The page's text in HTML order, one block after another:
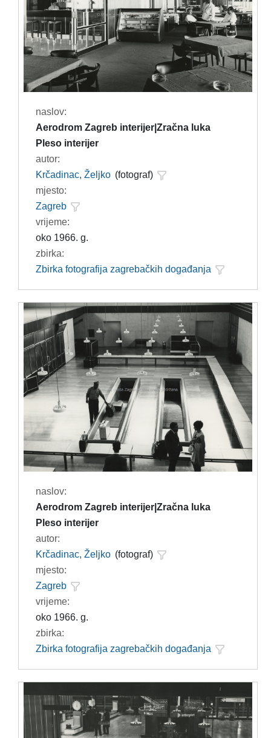
naslov:
Aerodrom Zagreb interijer|Zračna luka
Pleso interijer
autor:
Krčadinac, Željko (fotograf)
mjesto:
Zagreb
vrijeme:
oko 1966. g.
zbirka:
Zbirka fotografija zagrebačkih događanja
naslov:
Aerodrom Zagreb interijer|Zračna luka
Pleso interijer
autor:
Krčadinac, Željko (fotograf)
mjesto:
Zagreb
vrijeme:
oko 1966. g.
zbirka:
Zbirka fotografija zagrebačkih događanja